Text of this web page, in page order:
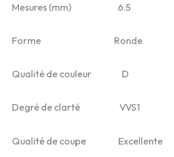
Mesures (mm) 6.5
Forme Ronde
Qualité de couleur D
Degré de clarté VVS1
Qualité de coupe Excellente